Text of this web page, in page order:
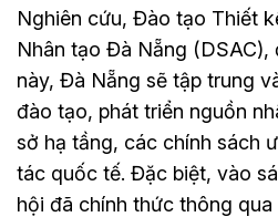
Nghiên cứu, Đào tạo Thiết
Nhân tạo Đà Nẵng (DSAC),
này, Đà Nẵng sẽ tập trung
đào tạo, phát triển nguồn
sở hạ tầng, các chính sách
tác quốc tế. Đặc biệt, vào
hội đã chính thức thông